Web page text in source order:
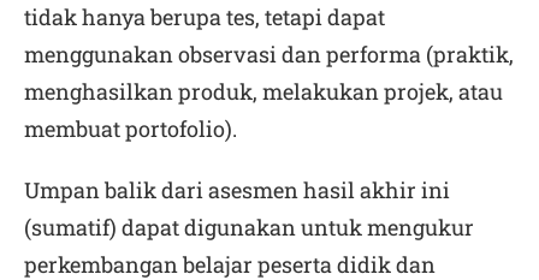
tidak hanya berupa tes, tetapi dapat
menggunakan observasi dan performa (praktik,
menghasilkan produk, melakukan projek, atau
membuat portofolio).
Umpan balik dari asesmen hasil akhir ini
(sumatif) dapat digunakan untuk mengukur
perkembangan belajar peserta didik dan